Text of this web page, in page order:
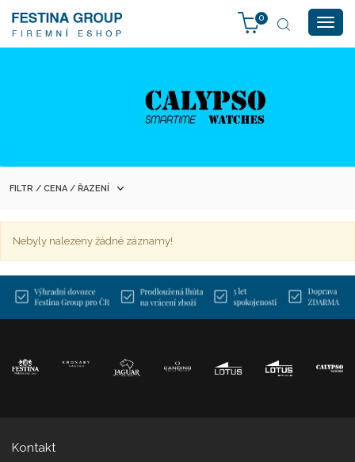
0
FILTR / CENA / ŘAZENÍ
Nebyly nalezeny žádné záznamy!
Kontakt